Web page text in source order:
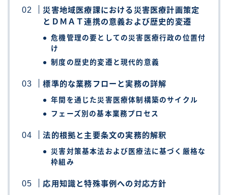
災害地域医療課における災害医療計画策定
とＤＭＡＴ連携の意義および歴史的変遷
危機管理の要としての災害医療行政の位置付
け
制度の歴史的変遷と現代的意義
標準的な業務フローと実務の詳解
年間を通じた災害医療体制構築のサイクル
フェーズ別の基本業務プロセス
法的根拠と主要条文の実務的解釈
災害対策基本法および医療法に基づく厳格な
枠組み
応用知識と特殊事例への対応方針